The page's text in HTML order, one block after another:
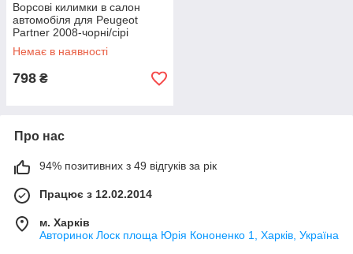
Ворсові килимки в салон
автомобіля для Peugeot
Partner 2008-чорні/сірі
Немає в наявності
798 ₴
Про нас
94% позитивних з 49 відгуків за рік
Працює з 12.02.2014
м. Харків
Авторинок Лоск площа Юрія Кононенко 1, Харків, Україна